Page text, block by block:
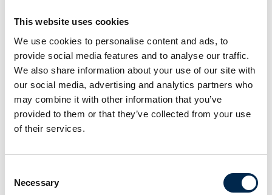
This website uses cookies
We use cookies to personalise content and ads, to
provide social media features and to analyse our traffic.
We also share information about your use of our site with
our social media, advertising and analytics partners who
may combine it with other information that you’ve
provided to them or that they’ve collected from your use
of their services.
Selection
Necessary
Hydroscand Group tildeles sølv fra EcoVadis
Flere artikler fra Hydroscand A/S
26. marts 2025
skræddersyet til at fremme langsigtet maskinydelse